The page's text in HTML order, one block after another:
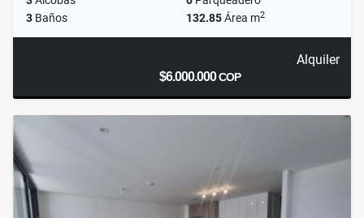
3 Baños 132.85Área m2
Alquiler
$6.000.000COP